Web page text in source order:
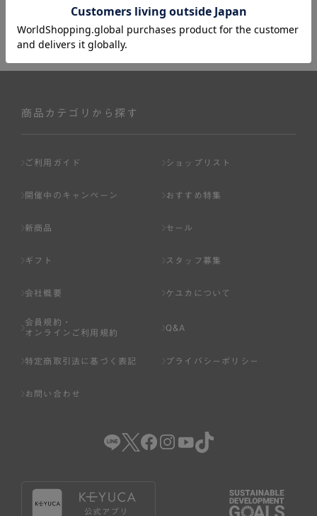
商品カテゴリから探す
ご利用ガイド ショップリスト
開催中のキャンペーン おすすめ特集
新商品 セール
ギフト スタッフ募集
会社概要 ケユカについて
会員規約・
オンラインご利用規約
Q&A
特定商取引法に基づく表記 プライバシーポリシー
お問い合わせ